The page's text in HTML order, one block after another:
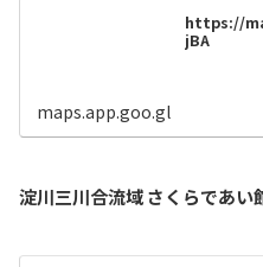
https://
jBA
maps.app.goo.gl
淀川三川合流域 さくらであい